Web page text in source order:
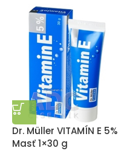
Dr. Müller VITAMÍN E 5%
Masť 1×30 g